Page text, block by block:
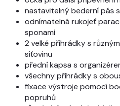
nastavitelný bederní pás
odnímatelná rukojeť
sponami
2 velké přihrádky s
síťovinu
přední kapsa s
všechny přihrádky s
fixace výstroje pomocí
popruhů